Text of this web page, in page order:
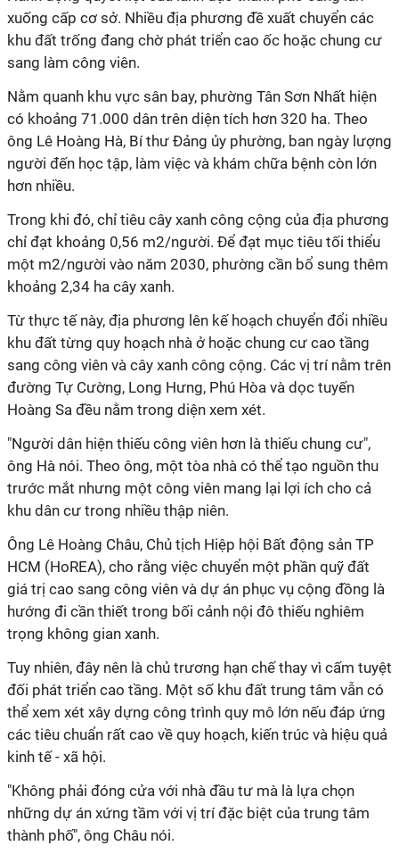
xuống cấp cơ sở. Nhiều địa phương đề xuất chuyển các
khu đất trống đang chờ phát triển cao ốc hoặc chung cư
sang làm công viên.
Nằm quanh khu vực sân bay, phường Tân Sơn Nhất hiện
có khoảng 71.000 dân trên diện tích hơn 320 ha. Theo
ông Lê Hoàng Hà, Bí thư Đảng ủy phường, ban ngày lượng
người đến học tập, làm việc và khám chữa bệnh còn lớn
hơn nhiều.
Trong khi đó, chỉ tiêu cây xanh công cộng của địa phương
chỉ đạt khoảng 0,56 m2/người. Để đạt mục tiêu tối thiểu
một m2/người vào năm 2030, phường cần bổ sung thêm
khoảng 2,34 ha cây xanh.
Từ thực tế này, địa phương lên kế hoạch chuyển đổi nhiều
khu đất từng quy hoạch nhà ở hoặc chung cư cao tầng
sang công viên và cây xanh công cộng. Các vị trí nằm trên
đường Tự Cường, Long Hưng, Phú Hòa và dọc tuyến
Hoàng Sa đều nằm trong diện xem xét.
"Người dân hiện thiếu công viên hơn là thiếu chung cư",
ông Hà nói. Theo ông, một tòa nhà có thể tạo nguồn thu
trước mắt nhưng một công viên mang lại lợi ích cho cả
khu dân cư trong nhiều thập niên.
Ông Lê Hoàng Châu, Chủ tịch Hiệp hội Bất động sản TP
HCM (HoREA), cho rằng việc chuyển một phần quỹ đất
giá trị cao sang công viên và dự án phục vụ cộng đồng là
hướng đi cần thiết trong bối cảnh nội đô thiếu nghiêm
trọng không gian xanh.
Tuy nhiên, đây nên là chủ trương hạn chế thay vì cấm tuyệt
đối phát triển cao tầng. Một số khu đất trung tâm vẫn có
thể xem xét xây dựng công trình quy mô lớn nếu đáp ứng
các tiêu chuẩn rất cao về quy hoạch, kiến trúc và hiệu quả
kinh tế - xã hội.
"Không phải đóng cửa với nhà đầu tư mà là lựa chọn
những dự án xứng tầm với vị trí đặc biệt của trung tâm
thành phố", ông Châu nói.